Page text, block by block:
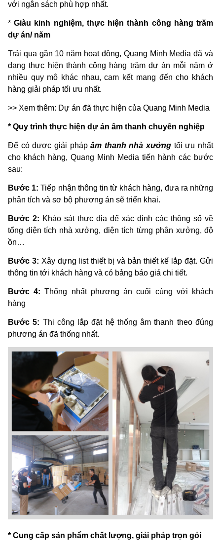
với ngân sách phù hợp nhất.
*Giàu kinh nghiệm, thực hiện thành công hàng trăm
dự án/ năm
Trải qua gần 10 năm hoạt động, Quang Minh Media đã và
đang thực hiện thành công hàng trăm dự án mỗi năm ở
nhiều quy mô khác nhau, cam kết mang đến cho khách
hàng giải pháp tối ưu nhất.
>> Xem thêm: Dự án đã thực hiện của Quang Minh Media
* Quy trình thực hiện dự án âm thanh chuyên nghiệp
Để có được giải phápâm thanh nhà xưởng tối ưu nhất
cho khách hàng, Quang Minh Media tiến hành các bước
sau:
Bước 1:Tiếp nhận thông tin từ khách hàng, đưa ra những
phân tích và sơ bộ phương án sẽ triển khai.
Bước 2: Khảo sát thực địa để xác định các thông số về
tổng diện tích nhà xưởng, diện tích từng phân xưởng, độ
ồn…
Bước 3: Xây dựng list thiết bị và bản thiết kế lắp đặt. Gửi
thông tin tới khách hàng và có bảng báo giá chi tiết.
Bước 4:Thống nhất phương án cuối cùng với khách
hàng
Bước 5: Thi công lắp đặt hệ thống âm thanh theo đúng
phương án đã thống nhất.
* Cung cấp sản phẩm chất lượng, giải pháp trọn gói